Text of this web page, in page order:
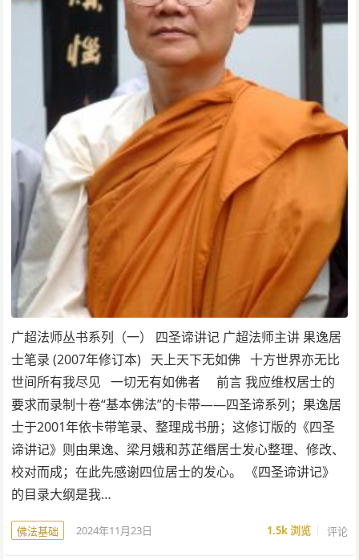
广超法师丛书系列（一） 四圣谛讲记 广超法师主讲 果逸居
士笔录 (2007年修订本) 天上天下无如佛 十方世界亦无比
世间所有我尽见 一切无有如佛者 前言 我应维权居士的
要求而录制十卷“基本佛法”的卡带——四圣谛系列；果逸居
士于2001年依卡带笔录、整理成书册；这修订版的《四圣
谛讲记》则由果逸、梁月娥和苏芷缗居士发心整理、修改、
校对而成；在此先感谢四位居士的发心。 《四圣谛讲记》
的目录大纲是我…
佛法基础 2024年11月23日 1.5k浏览 评论